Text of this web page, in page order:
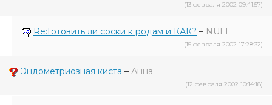
(13 февраля 2002 09:41:57)
Re:Готовить ли соски к родам и КАК? – NULL
(15 февраля 2002 17:28:32)
Эндометриозная киста – Анна
(12 февраля 2002 10:14:18)